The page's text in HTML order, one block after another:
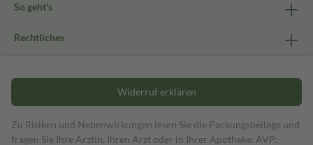
So geht's
Rechtliches
Widerruf erklären
Zu Risiken und Nebenwirkungen lesen Sie die Packungsbeilage und
fragen Sie Ihre Ärztin, Ihren Arzt oder in Ihrer Apotheke. AVP: